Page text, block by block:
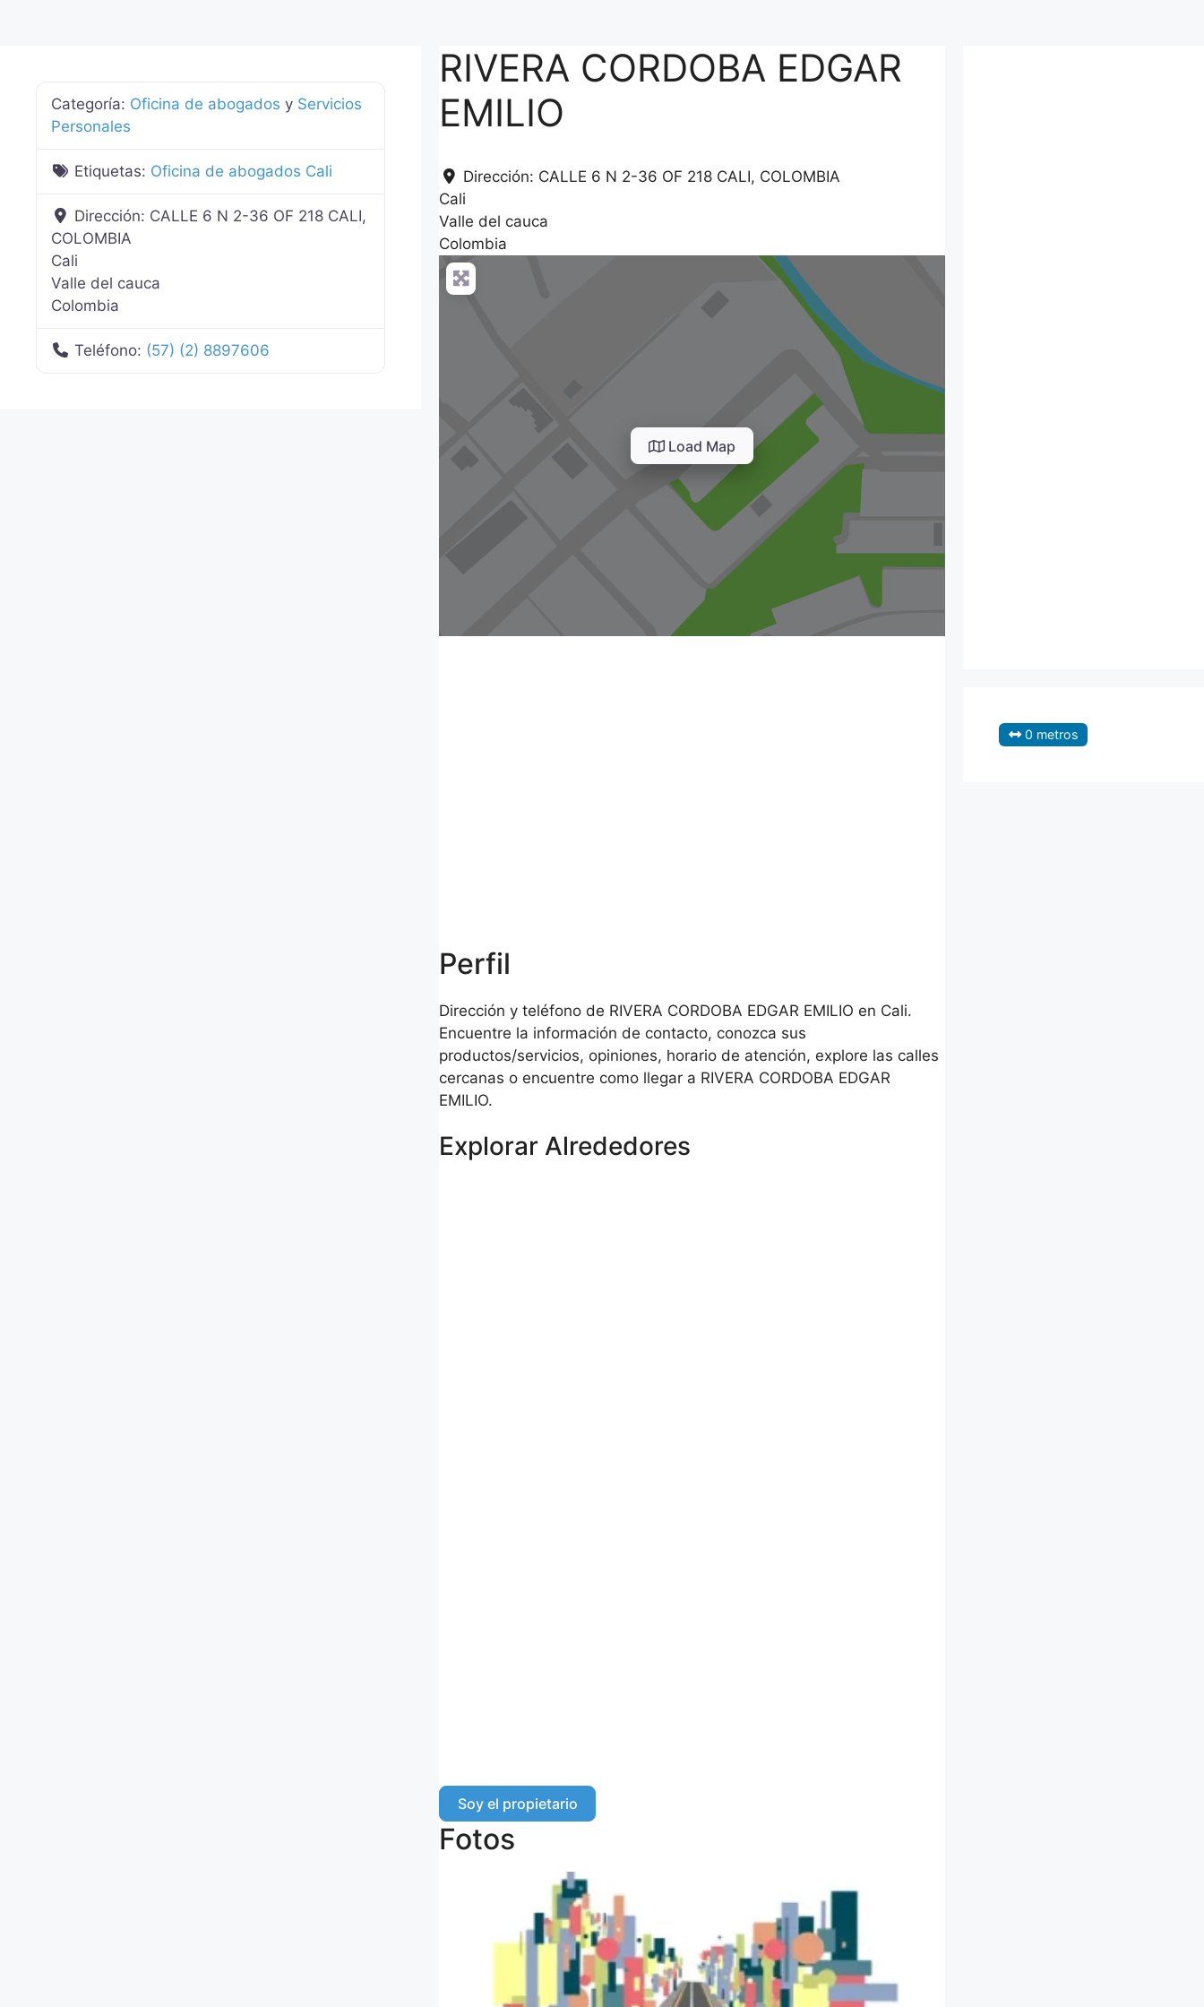
RIVERA CORDOBA EDGAR
EMILIO
Dirección: CALLE 6 N 2-36 OF 218 CALI, COLOMBIA
Cali
Valle del cauca
Colombia
Load Map
Perfil
Dirección y teléfono de RIVERA CORDOBA EDGAR EMILIO en Cali.
Encuentre la información de contacto, conozca sus
productos/servicios, opiniones, horario de atención, explore las calles
cercanas o encuentre como llegar a RIVERA CORDOBA EDGAR
EMILIO.
Explorar Alrededores
Soy el propietario
Fotos
Categoría: Oficina de abogados y Servicios
Personales
Etiquetas: Oficina de abogados Cali
Dirección: CALLE 6 N 2-36 OF 218 CALI,
COLOMBIA
Cali
Valle del cauca
Colombia
Teléfono: (57) (2) 8897606
0 metros